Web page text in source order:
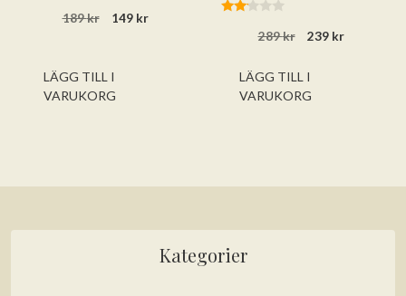
189kr
Det
var:
189 kr.
149 krDet
LÄGG TILL I
VARUKORG
289kr
Det
priset
var:
239 krDet
LÄGG TILL I
VARUKORG
Kategorier